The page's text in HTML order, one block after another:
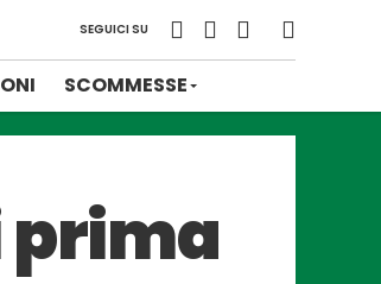
SEGUICI SU
SCOMMESSE
prima